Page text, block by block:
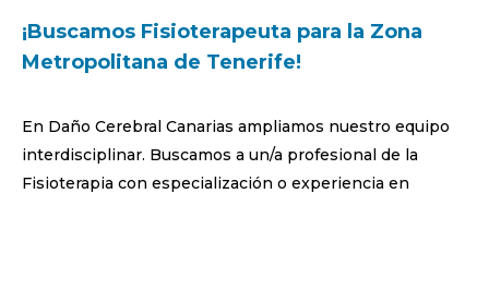
¡Buscamos Fisioterapeuta para la Zona
Metropolitana de Tenerife!
En Daño Cerebral Canarias ampliamos nuestro equipo
interdisciplinar. Buscamos a un/a profesional de la
Fisioterapia con especialización o experiencia en